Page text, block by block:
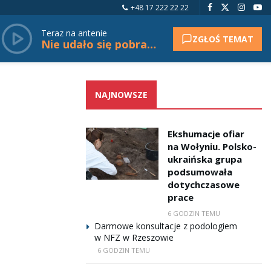
+48 17 222 22 22
Teraz na antenie
Nie udało się pobrać tytułu. ZGŁOŚ TEMAT
NAJNOWSZE
Ekshumacje ofiar
na Wołyniu. Polsko-
ukraińska grupa
podsumowała
dotychczasowe
prace
6 GODZIN TEMU
Darmowe konsultacje z podologiem
w NFZ w Rzeszowie
6 GODZIN TEMU